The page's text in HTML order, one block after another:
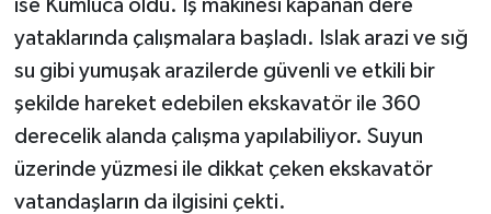
ise Kumluca oldu. İş makinesi kapanan dere
yataklarında çalışmalara başladı. Islak arazi ve sığ
su gibi yumuşak arazilerde güvenli ve etkili bir
şekilde hareket edebilen ekskavatör ile 360
derecelik alanda çalışma yapılabiliyor. Suyun
üzerinde yüzmesi ile dikkat çeken ekskavatör
vatandaşların da ilgisini çekti.